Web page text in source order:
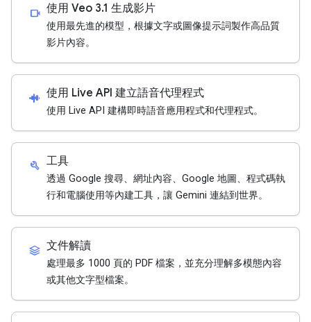
videocam 使用 Veo 3.1 生成影片
使用最先進的模型，根據文字或圖像提示詞製作高品質
影片內容。
android_recorder 使用 Live API 建立語音代理程式
使用 Live API 建構即時語音應用程式和代理程式。
build 工具
透過 Google 搜尋、網址內容、Google 地圖、程式碼執
行和電腦使用等內建工具，讓 Gemini 連結到世界。
stacks 文件解讀
處理最多 1000 頁的 PDF 檔案，並充分理解多模態內容
或其他文字型檔案。